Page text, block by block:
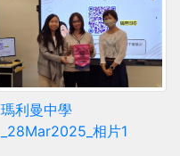
瑪利曼中學
_28Mar2025_相片1